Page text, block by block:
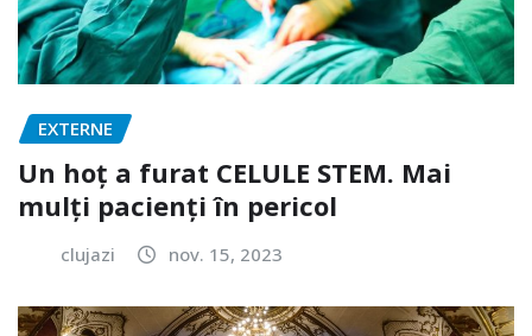
EXTERNE
Un hoț a furat CELULE STEM. Mai
mulți pacienți în pericol
clujazi nov. 15, 2023